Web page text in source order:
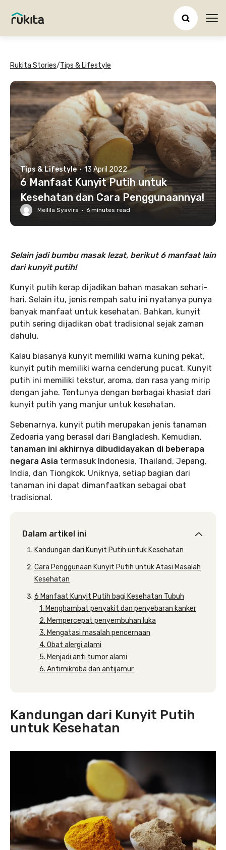
Rukita Stories/Tips & Lifestyle
Tips & Lifestyle · 13 April 2022
6 Manfaat Kunyit Putih untuk
Kesehatan dan Cara Penggunaannya!
Meilila Syavira · 6 minutes read
Selain jadi bumbu masak lezat, berikut 6 manfaat lain
dari kunyit putih!
Kunyit putih kerap dijadikan bahan masakan sehari-
hari. Selain itu, jenis rempah satu ini nyatanya punya
banyak manfaat untuk kesehatan. Bahkan, kunyit
putih sering dijadikan obat tradisional sejak zaman
dahulu.
Kalau biasanya kunyit memiliki warna kuning pekat,
kunyit putih memiliki warna cenderung pucat. Kunyit
putih ini memiliki tekstur, aroma, dan rasa yang mirip
dengan jahe. Tentunya dengan berbagai khasiat dari
kunyit putih yang manjur untuk kesehatan.
Sebenarnya, kunyit putih merupakan jenis tanaman
Zedoaria yang berasal dari Bangladesh. Kemudian,
tanaman ini akhirnya dibudidayakan di beberapa
negara Asia termasuk Indonesia, Thailand, Jepang,
India, dan Tiongkok. Uniknya, setiap bagian dari
tanaman ini dapat dimanfaatkan sebagai obat
tradisional.
Dalam artikel ini
Kandungan dari Kunyit Putih untuk Kesehatan
Cara Penggunaan Kunyit Putih untuk Atasi Masalah
Kesehatan
6 Manfaat Kunyit Putih bagi Kesehatan Tubuh
1. Menghambat penyakit dan penyebaran kanker
2. Mempercepat penyembuhan luka
3. Mengatasi masalah pencernaan
4. Obat alergi alami
5. Menjadi anti tumor alami
6. Antimikroba dan antijamur
Kandungan dari Kunyit Putih
untuk Kesehatan